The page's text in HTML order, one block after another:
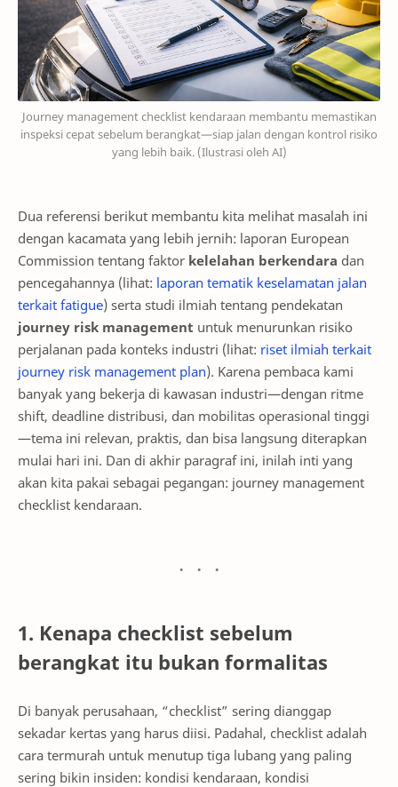
Journey management checklist kendaraan membantu memastikan
inspeksi cepat sebelum berangkat—siap jalan dengan kontrol risiko
yang lebih baik. (Ilustrasi oleh AI)
Dua referensi berikut membantu kita melihat masalah ini
dengan kacamata yang lebih jernih: laporan European
Commission tentang faktor kelelahan berkendara dan
pencegahannya (lihat: laporan tematik keselamatan jalan
terkait fatigue) serta studi ilmiah tentang pendekatan
journey risk management untuk menurunkan risiko
perjalanan pada konteks industri (lihat: riset ilmiah terkait
journey risk management plan). Karena pembaca kami
banyak yang bekerja di kawasan industri—dengan ritme
shift, deadline distribusi, dan mobilitas operasional tinggi
—tema ini relevan, praktis, dan bisa langsung diterapkan
mulai hari ini. Dan di akhir paragraf ini, inilah inti yang
akan kita pakai sebagai pegangan: journey management
checklist kendaraan.
1. Kenapa checklist sebelum
berangkat itu bukan formalitas
Di banyak perusahaan, “checklist” sering dianggap
sekadar kertas yang harus diisi. Padahal, checklist adalah
cara termurah untuk menutup tiga lubang yang paling
sering bikin insiden: kondisi kendaraan, kondisi